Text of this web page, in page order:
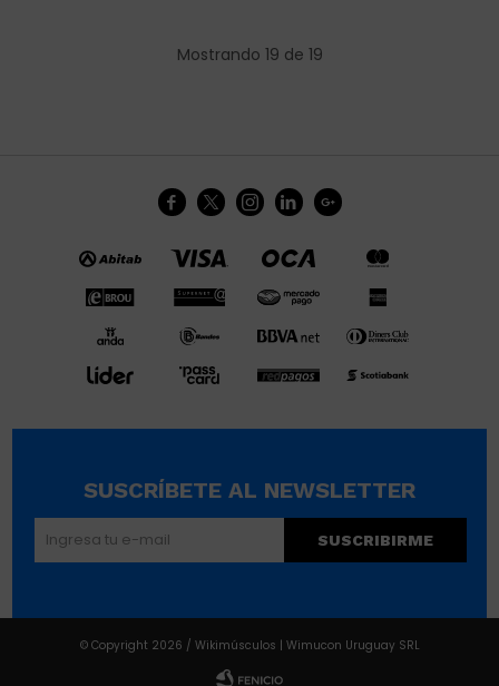
Mostrando 19 de 19
    
SUSCRÍBETE AL NEWSLETTER
SUSCRIBIRME
© Copyright 2026 / Wikimúsculos | Wimucon Uruguay SRL